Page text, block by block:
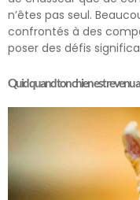
n’êtes pas seul.
confrontés à des
poser des défis
Quid quand ton chien est revenu